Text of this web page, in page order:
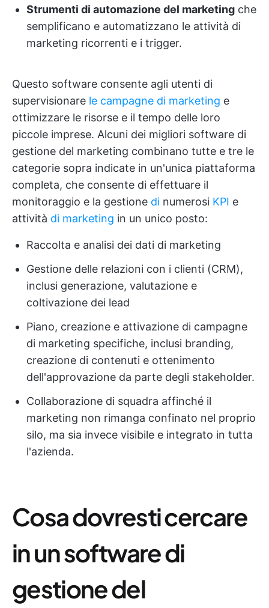
Strumenti di automazione del marketing che
semplificano e automatizzano le attività di
marketing ricorrenti e i trigger.
Questo software consente agli utenti di
supervisionare le campagne di marketing e
ottimizzare le risorse e il tempo delle loro
piccole imprese. Alcuni dei migliori software di
gestione del marketing combinano tutte e tre le
categorie sopra indicate in un'unica piattaforma
completa, che consente di effettuare il
monitoraggio e la gestione di numerosi KPI e
attività di marketing in un unico posto:
Raccolta e analisi dei dati di marketing
Gestione delle relazioni con i clienti (CRM),
inclusi generazione, valutazione e
coltivazione dei lead
Piano, creazione e attivazione di campagne
di marketing specifiche, inclusi branding,
creazione di contenuti e ottenimento
dell'approvazione da parte degli stakeholder.
Collaborazione di squadra affinché il
marketing non rimanga confinato nel proprio
silo, ma sia invece visibile e integrato in tutta
l'azienda.
Cosa dovresti cercare
in un software di
gestione del